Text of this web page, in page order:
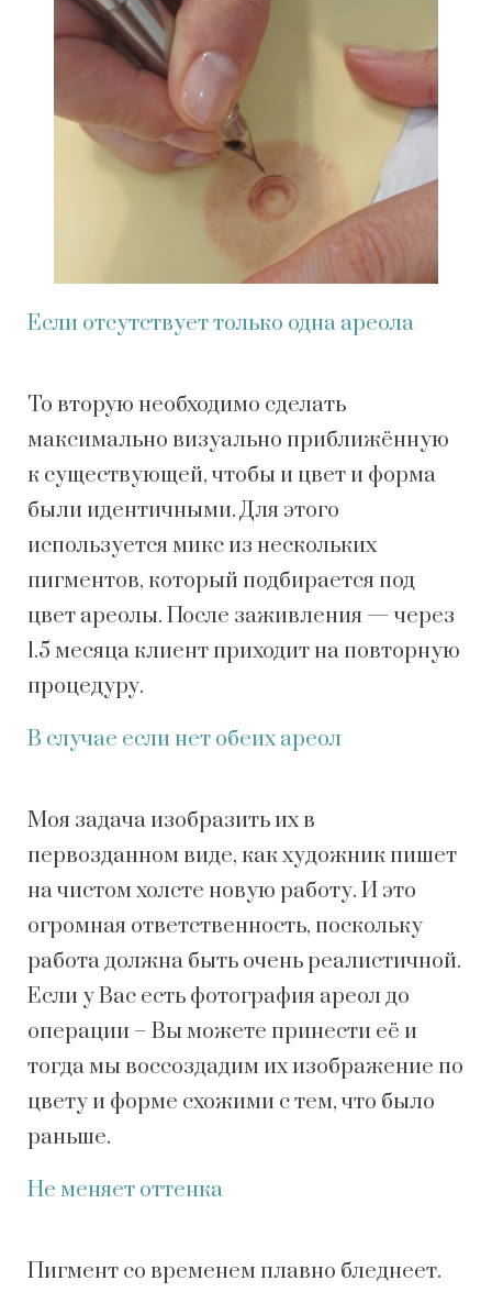
Если отсутствует только одна ареола
То вторую необходимо сделать
максимально визуально приближённую
к существующей, чтобы и цвет и форма
были идентичными. Для этого
используется микс из нескольких
пигментов, который подбирается под
цвет ареолы. После заживления — через
1.5 месяца клиент приходит на повторную
процедуру.
В случае если нет обеих ареол
Моя задача изобразить их в
первозданном виде, как художник пишет
на чистом холсте новую работу. И это
огромная ответственность, поскольку
работа должна быть очень реалистичной.
Если у Вас есть фотография ареол до
операции – Вы можете принести её и
тогда мы воссоздадим их изображение по
цвету и форме схожими с тем, что было
раньше.
Не меняет оттенка
Пигмент со временем плавно бледнеет.